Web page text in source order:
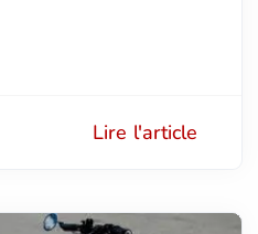
Lire l'article